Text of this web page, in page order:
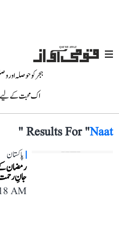
ہجر کو حوصلہ
اک محبت کے
Results For "Naat
"
پاکستان
رمضان کے
جانِ رحمت
AM